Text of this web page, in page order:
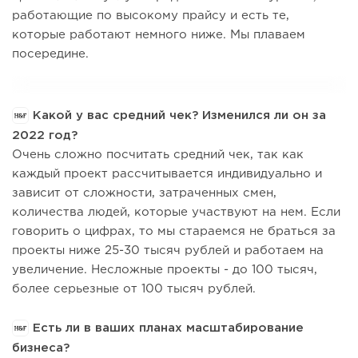
работающие по высокому прайсу и есть те,
которые работают немного ниже. Мы плаваем
посередине.
Какой у вас средний чек? Изменился ли он за
2022 год?
Очень сложно посчитать средний чек, так как
каждый проект рассчитывается индивидуально и
зависит от сложности, затраченных смен,
количества людей, которые участвуют на нем. Если
говорить о цифрах, то мы стараемся не браться за
проекты ниже 25-30 тысяч рублей и работаем на
увеличение. Несложные проекты - до 100 тысяч,
более серьезные от 100 тысяч рублей.
Есть ли в ваших планах масштабирование
бизнеса?